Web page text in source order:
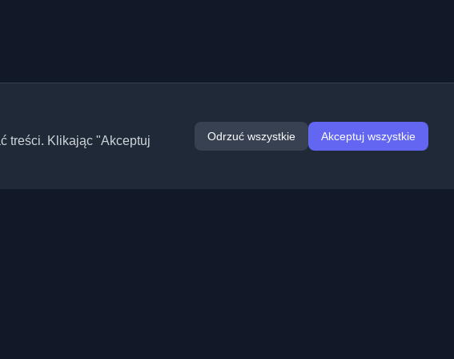
treści. Klikając "Akceptuj
Odrzuć wszystkie Akceptuj wszystkie